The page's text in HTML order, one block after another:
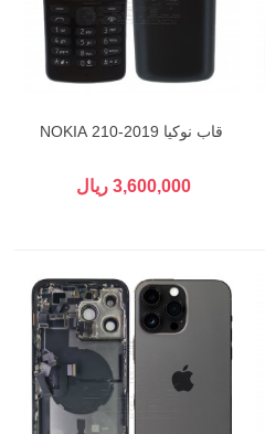
قاب نوکیا 2019-210 NOKIA
3,600,000 ریال